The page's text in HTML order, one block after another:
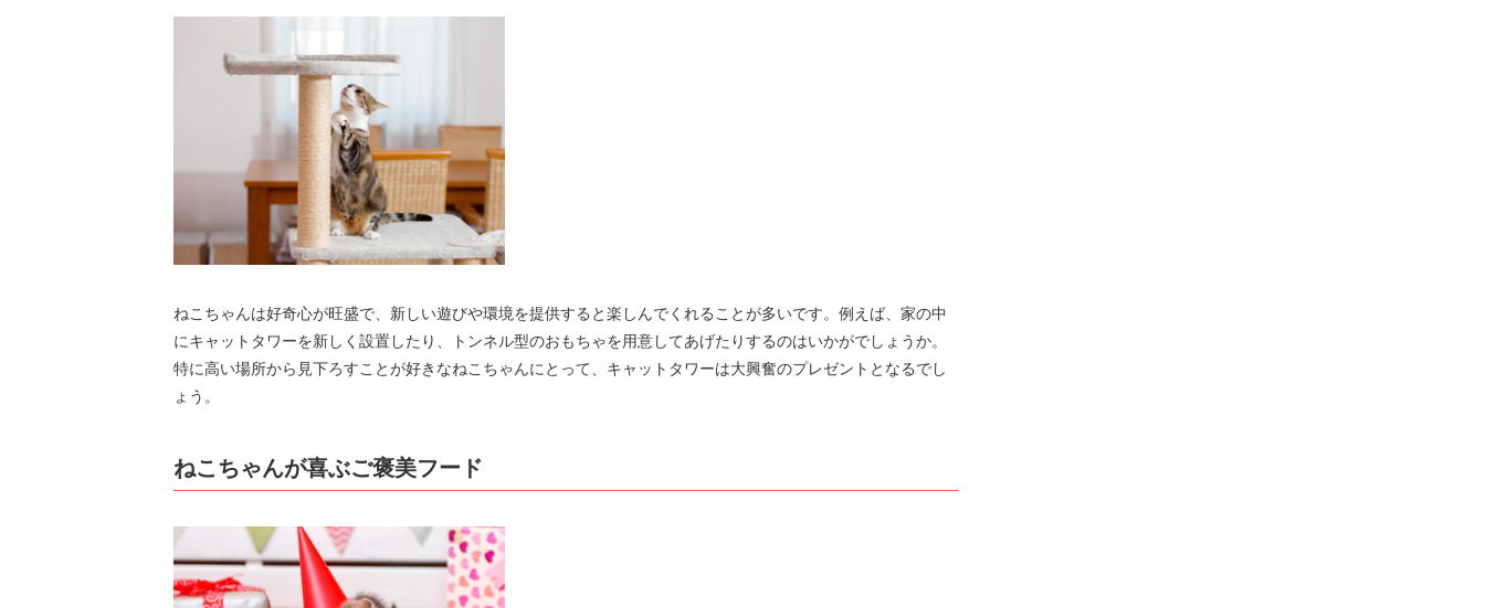
ねこちゃんは好奇心が旺盛で、新しい遊びや環境を提供すると楽しんでくれることが多いです。例えば、家の中
にキャットタワーを新しく設置したり、トンネル型のおもちゃを用意してあげたりするのはいかがでしょうか。
特に高い場所から見下ろすことが好きなねこちゃんにとって、キャットタワーは大興奮のプレゼントとなるでし
ょう。
ねこちゃんが喜ぶご褒美フード